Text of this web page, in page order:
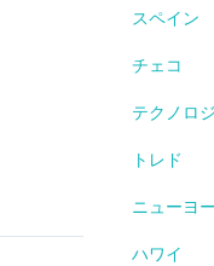
スペイン
チェコ
テクノロ
トレド
ニューヨ
ハワイ